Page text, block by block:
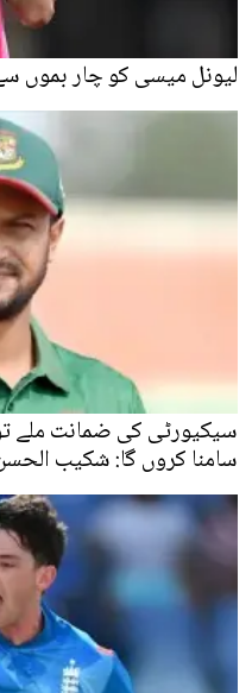
لیونل میسی کو چار بموں
سیکیورٹی کی ضمانت ملے
سامنا کروں گا: شکیب